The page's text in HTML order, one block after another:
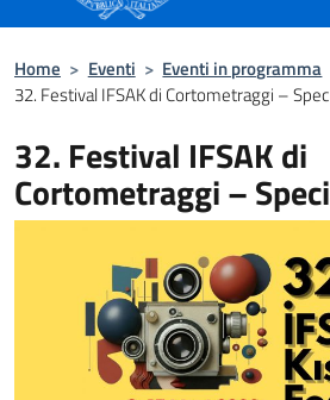
Home > Eventi > Eventi in programma
32. Festival IFSAK di Cortometraggi –
32. Festival IFSAK di
Cortometraggi –